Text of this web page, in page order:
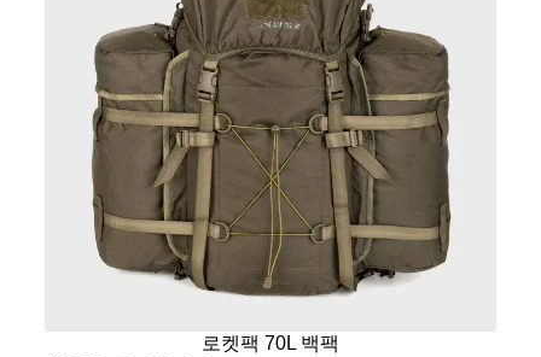
로켓팩 70L 백팩